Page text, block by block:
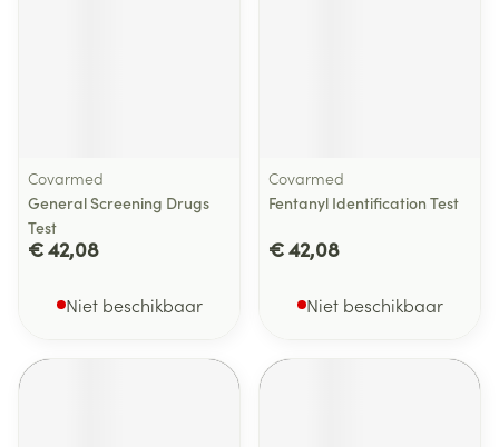
Covarmed
General Screening Drugs
Test
€ 42,08
Niet beschikbaar
Covarmed
Fentanyl Identification Test
€ 42,08
Niet beschikbaar